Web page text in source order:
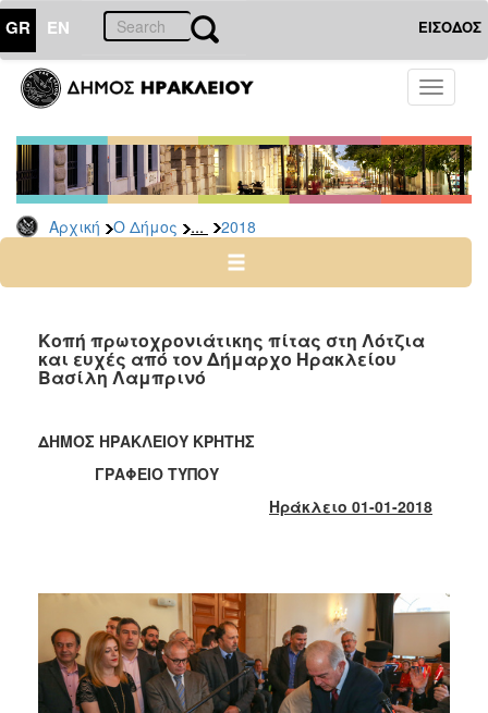
GR EN ΕΙΣΟΔΟΣ
Toggle
Αρχική Ο Δήμος ... 2018
ΔΗΜΟΣ
Δελτία
Τύπου
Αρχείο
2026
2024
2022
2021
2015
2013
2012
2011
Κοπή πρωτοχρονιάτικης πίτας στη Λότζια
και ευχές από τον Δήμαρχο Ηρακλείου
Βασίλη Λαμπρινό
ΔΗΜΟΣ ΗΡΑΚΛΕΙΟΥ ΚΡΗΤΗΣ
ΓΡΑΦΕΙΟ ΤΥΠΟΥ
Ηράκλειο 01-01-2018